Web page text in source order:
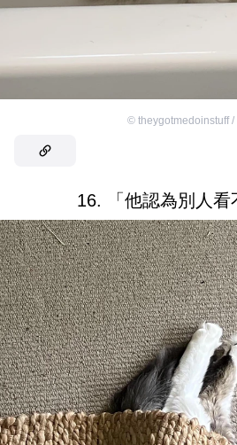
© theygotmedoinstuff
16. 「他認為別人看